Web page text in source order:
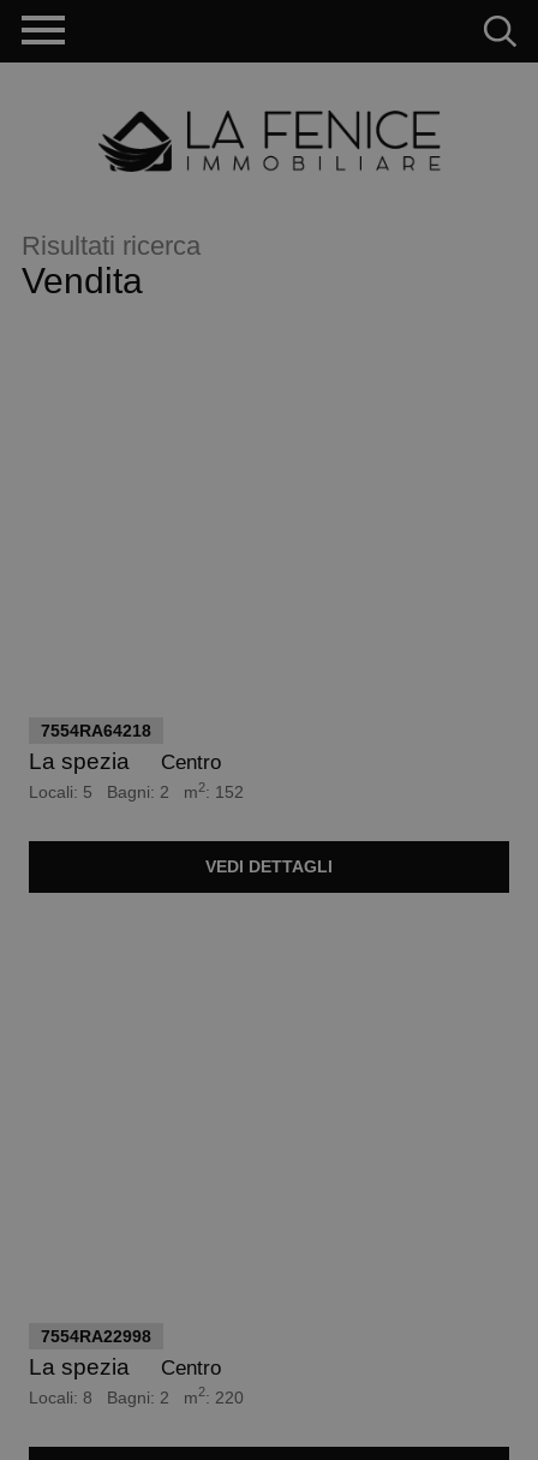
Risultati ricerca
Vendita
7554RA64218
La spezia Centro
Locali: 5 Bagni: 2 m2: 152
VEDI DETTAGLI
7554RA22998
La spezia Centro
Locali: 8 Bagni: 2 m2: 220